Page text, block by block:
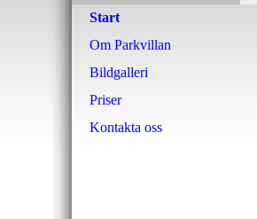
Start
Om Parkvillan
Bildgalleri
Priser
Kontakta oss